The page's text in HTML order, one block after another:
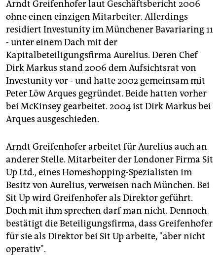
Arndt Greifenhofer laut Geschäftsbericht 2006
ohne einen einzigen Mitarbeiter. Allerdings
residiert Investunity im Münchener Bavariaring 11
- unter einem Dach mit der
Kapitalbeteiligungsfirma Aurelius. Deren Chef
Dirk Markus stand 2006 dem Aufsichtsrat von
Investunity vor - und hatte 2002 gemeinsam mit
Peter Löw Arques gegründet. Beide hatten vorher
bei McKinsey gearbeitet. 2004 ist Dirk Markus bei
Arques ausgeschieden.
Arndt Greifenhofer arbeitet für Aurelius auch an
anderer Stelle. Mitarbeiter der Londoner Firma Sit
Up Ltd., eines Homeshopping-Spezialisten im
Besitz von Aurelius, verweisen nach München. Bei
Sit Up wird Greifenhofer als Direktor geführt.
Doch mit ihm sprechen darf man nicht. Dennoch
bestätigt die Beteiligungsfirma, dass Greifenhofer
für sie als Direktor bei Sit Up arbeite, "aber nicht
operativ".